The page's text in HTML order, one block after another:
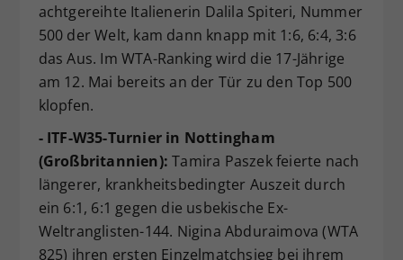
achtgereihte Italienerin Dalila Spiteri, Nummer
500 der Welt, kam dann knapp mit 1:6, 6:4, 3:6
das Aus. Im WTA-Ranking wird die 17-Jährige
am 12. Mai bereits an der Tür zu den Top 500
klopfen.
- ITF-W35-Turnier in Nottingham
(Großbritannien): Tamira Paszek feierte nach
längerer, krankheitsbedingter Auszeit durch
ein 6:1, 6:1 gegen die usbekische Ex-
Weltranglisten-144. Nigina Abduraimova (WTA
825) ihren ersten Einzelmatchsieg bei ihrem